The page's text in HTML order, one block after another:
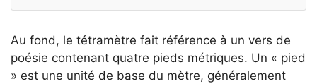
Au fond, le tétramètre fait référence à un vers de
poésie contenant quatre pieds métriques. Un « pied
» est une unité de base du mètre, généralement